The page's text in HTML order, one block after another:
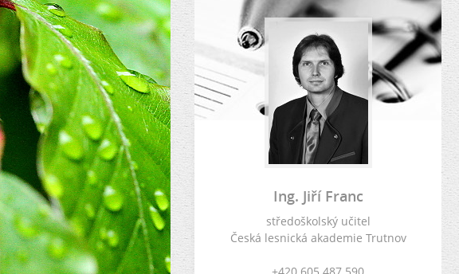
Ing. Jiří Franc
středoškolský učitel
Česká lesnická akademie Trutnov